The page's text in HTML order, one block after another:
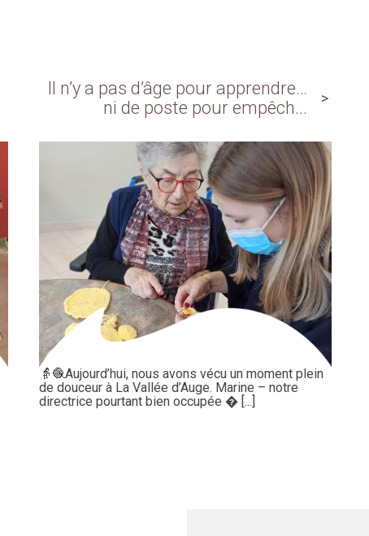
Il n’y a pas d’âge pour apprendre…
ni de poste pour empêch...
👵🧶Aujourd’hui, nous avons vécu un moment plein
de douceur à La Vallée d’Auge. Marine – notre
directrice pourtant bien occupée � [...]